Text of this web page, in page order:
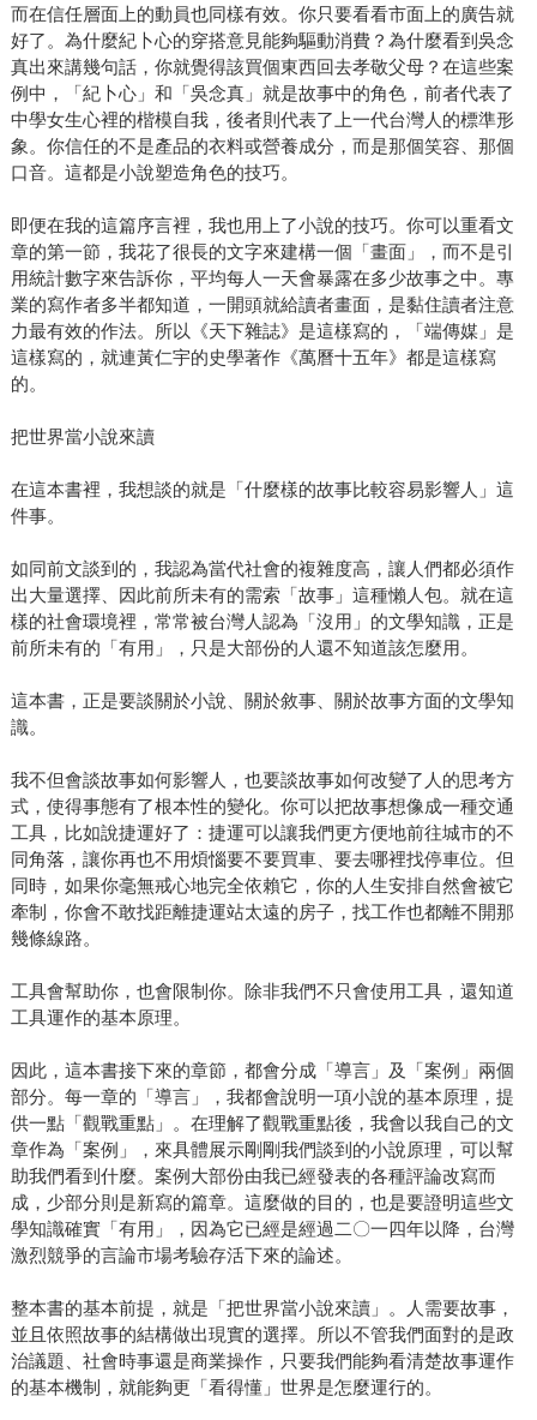
而在信任層面上的動員也同樣有效。你只要看看市面上的廣告就
好了。為什麼紀卜心的穿搭意見能夠驅動消費？為什麼看到吳念
真出來講幾句話，你就覺得該買個東西回去孝敬父母？在這些案
例中，「紀卜心」和「吳念真」就是故事中的角色，前者代表了
中學女生心裡的楷模自我，後者則代表了上一代台灣人的標準形
象。你信任的不是產品的衣料或營養成分，而是那個笑容、那個
口音。這都是小說塑造角色的技巧。
即便在我的這篇序言裡，我也用上了小說的技巧。你可以重看文
章的第一節，我花了很長的文字來建構一個「畫面」，而不是引
用統計數字來告訴你，平均每人一天會暴露在多少故事之中。專
業的寫作者多半都知道，一開頭就給讀者畫面，是黏住讀者注意
力最有效的作法。所以《天下雜誌》是這樣寫的，「端傳媒」是
這樣寫的，就連黃仁宇的史學著作《萬曆十五年》都是這樣寫
的。
把世界當小說來讀
在這本書裡，我想談的就是「什麼樣的故事比較容易影響人」這
件事。
如同前文談到的，我認為當代社會的複雜度高，讓人們都必須作
出大量選擇、因此前所未有的需索「故事」這種懶人包。就在這
樣的社會環境裡，常常被台灣人認為「沒用」的文學知識，正是
前所未有的「有用」，只是大部份的人還不知道該怎麼用。
這本書，正是要談關於小說、關於敘事、關於故事方面的文學知
識。
我不但會談故事如何影響人，也要談故事如何改變了人的思考方
式，使得事態有了根本性的變化。你可以把故事想像成一種交通
工具，比如說捷運好了：捷運可以讓我們更方便地前往城市的不
同角落，讓你再也不用煩惱要不要買車、要去哪裡找停車位。但
同時，如果你毫無戒心地完全依賴它，你的人生安排自然會被它
牽制，你會不敢找距離捷運站太遠的房子，找工作也都離不開那
幾條線路。
工具會幫助你，也會限制你。除非我們不只會使用工具，還知道
工具運作的基本原理。
因此，這本書接下來的章節，都會分成「導言」及「案例」兩個
部分。每一章的「導言」，我都會說明一項小說的基本原理，提
供一點「觀戰重點」。在理解了觀戰重點後，我會以我自己的文
章作為「案例」，來具體展示剛剛我們談到的小說原理，可以幫
助我們看到什麼。案例大部份由我已經發表的各種評論改寫而
成，少部分則是新寫的篇章。這麼做的目的，也是要證明這些文
學知識確實「有用」，因為它已經是經過二〇一四年以降，台灣
激烈競爭的言論市場考驗存活下來的論述。
整本書的基本前提，就是「把世界當小說來讀」。人需要故事，
並且依照故事的結構做出現實的選擇。所以不管我們面對的是政
治議題、社會時事還是商業操作，只要我們能夠看清楚故事運作
的基本機制，就能夠更「看得懂」世界是怎麼運行的。